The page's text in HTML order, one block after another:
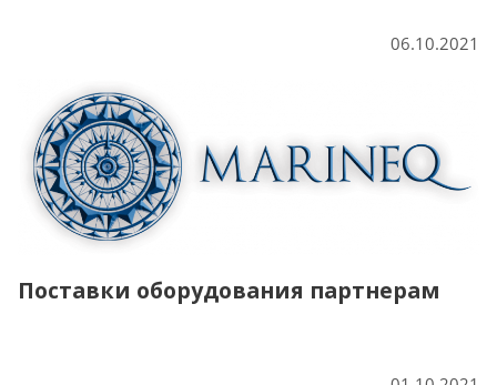
06.10.2021
Поставки оборудования партнерам